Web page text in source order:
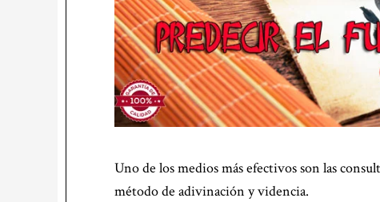
Uno de los medios más efectivos son las
método de adivinación y videncia.